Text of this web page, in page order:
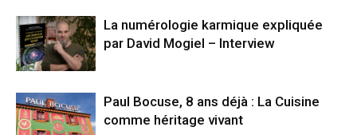
La numérologie karmique expliquée
par David Mogiel – Interview
Paul Bocuse, 8 ans déjà : La Cuisine
comme héritage vivant